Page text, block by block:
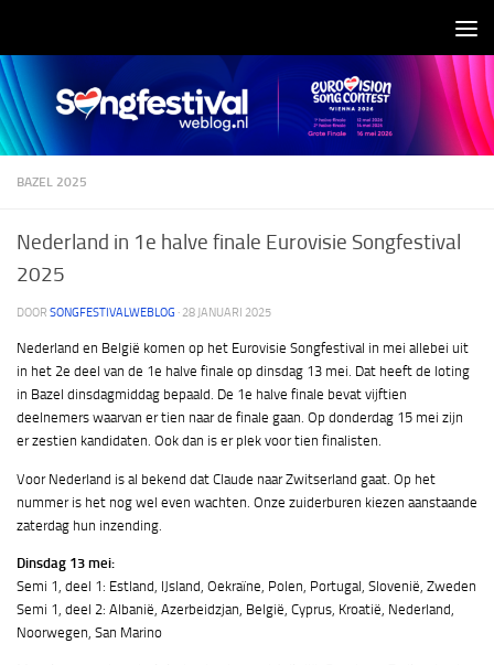
BAZEL 2025
Nederland in 1e halve finale Eurovisie Songfestival
2025
DOOR SONGFESTIVALWEBLOG · 28 JANUARI 2025
Nederland en België komen op het Eurovisie Songfestival in mei allebei uit
in het 2e deel van de 1e halve finale op dinsdag 13 mei. Dat heeft de loting
in Bazel dinsdagmiddag bepaald. De 1e halve finale bevat vijftien
deelnemers waarvan er tien naar de finale gaan. Op donderdag 15 mei zijn
er zestien kandidaten. Ook dan is er plek voor tien finalisten.
Voor Nederland is al bekend dat Claude naar Zwitserland gaat. Op het
nummer is het nog wel even wachten. Onze zuiderburen kiezen aanstaande
zaterdag hun inzending.
Dinsdag 13 mei:
Semi 1, deel 1: Estland, IJsland, Oekraïne, Polen, Portugal, Slovenië, Zweden
Semi 1, deel 2: Albanië, Azerbeidzjan, België, Cyprus, Kroatië, Nederland,
Noorwegen, San Marino